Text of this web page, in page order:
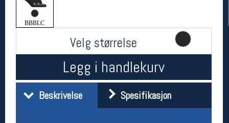
BBBLC
Velg størrelse
Legg i handlekurv
Beskrivelse Spesifikasjon
Her finner du oss
Oslo Sportslager